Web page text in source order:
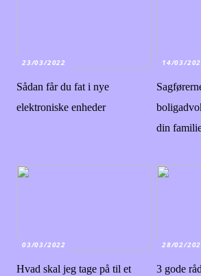
23/03/2022
Sådan får du fat i nye
elektroniske enheder
14/03/
din
03/03/2022
Hvad skal jeg tage på til et
28/02/
3 gode